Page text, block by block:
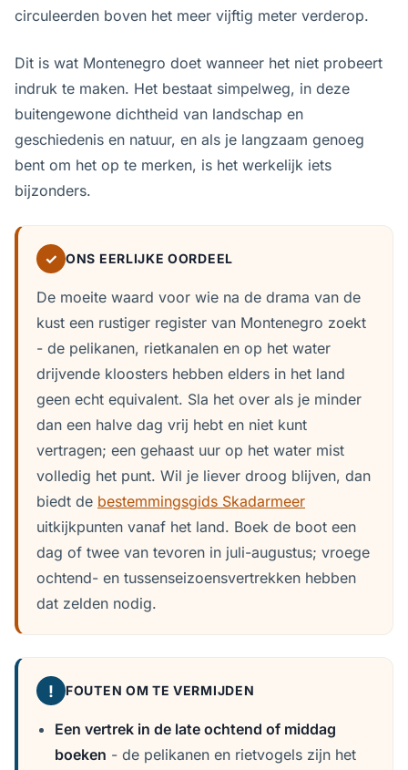
circuleerden boven het meer vijftig meter verderop.
Dit is wat Montenegro doet wanneer het niet probeert
indruk te maken. Het bestaat simpelweg, in deze
buitengewone dichtheid van landschap en
geschiedenis en natuur, en als je langzaam genoeg
bent om het op te merken, is het werkelijk iets
bijzonders.
✓ ONS EERLIJKE OORDEEL
De moeite waard voor wie na de drama van de
kust een rustiger register van Montenegro zoekt
- de pelikanen, rietkanalen en op het water
drijvende kloosters hebben elders in het land
geen echt equivalent. Sla het over als je minder
dan een halve dag vrij hebt en niet kunt
vertragen; een gehaast uur op het water mist
volledig het punt. Wil je liever droog blijven, dan
biedt de bestemmingsgids Skadarmeer
uitkijkpunten vanaf het land. Boek de boot een
dag of twee van tevoren in juli-augustus; vroege
ochtend- en tussenseizoensvertrekken hebben
dat zelden nodig.
! FOUTEN OM TE VERMIJDEN
Een vertrek in de late ochtend of middag
boeken - de pelikanen en rietvogels zijn het